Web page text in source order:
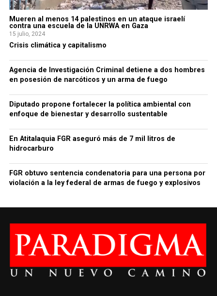
Mueren al menos 14 palestinos en un ataque israelí
contra una escuela de la UNRWA en Gaza
15 julio, 2024
Crisis climática y capitalismo
Agencia de Investigación Criminal detiene a dos hombres
en posesión de narcóticos y un arma de fuego
Diputado propone fortalecer la política ambiental con
enfoque de bienestar y desarrollo sustentable
En Atitalaquia FGR aseguró más de 7 mil litros de
hidrocarburo
FGR obtuvo sentencia condenatoria para una persona por
violación a la ley federal de armas de fuego y explosivos